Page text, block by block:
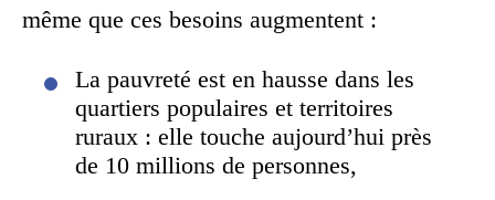
même que ces besoins augmentent :
La pauvreté est en hausse dans les
quartiers populaires et territoires
ruraux : elle touche aujourd’hui près
de 10 millions de personnes,